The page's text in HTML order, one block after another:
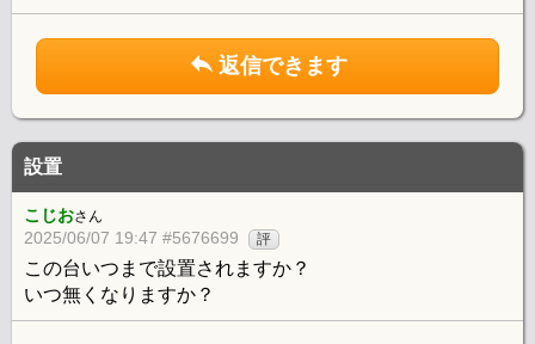
返信できます
設置
こじおさん
2025/06/07 19:47 #5676699 評
この台いつまで設置されますか？
いつ無くなりますか？